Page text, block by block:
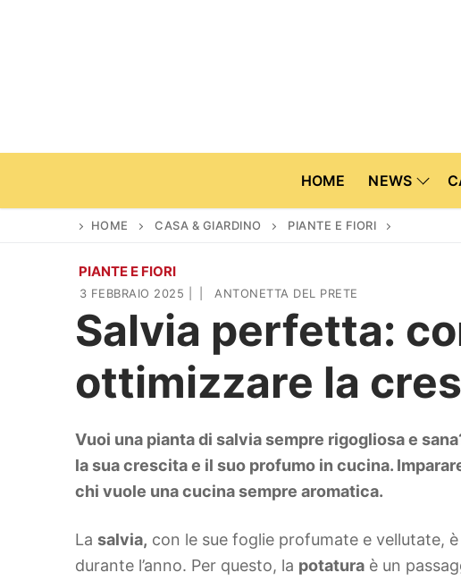
HOME NEWS
Home
News
Cinema e TV
Casa & Giardino
Piante e fiori
Lifestyle
HOME CASA & GIARDINO PIANTE E FIORI
PIANTE E FIORI
3 FEBBRAIO 2025 ANTONETTA DEL PRETE
Salvia perfetta:
ottimizzare la
Vuoi una pianta di salvia sempre rigogliosa e
la sua crescita e il suo profumo in cucina.
chi vuole una cucina sempre aromatica.
La salvia, con le sue foglie profumate e vellutate,
durante l’anno. Per questo, la potatura è un